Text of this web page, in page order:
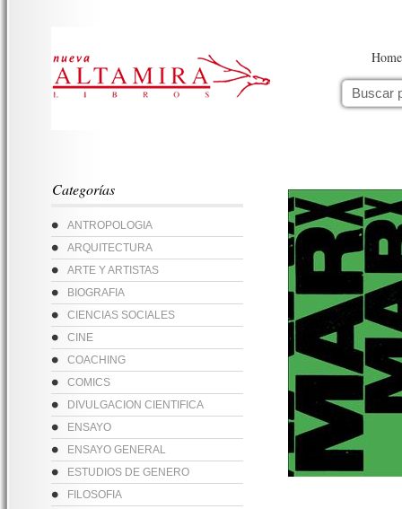
Home
Categorías
ANTROPOLOGIA
ARQUITECTURA
ARTE Y ARTISTAS
BIOGRAFIA
CIENCIAS SOCIALES
CINE
COACHING
COMICS
DIVULGACION CIENTIFICA
ENSAYO
ENSAYO GENERAL
ESTUDIOS DE GENERO
FILOSOFIA